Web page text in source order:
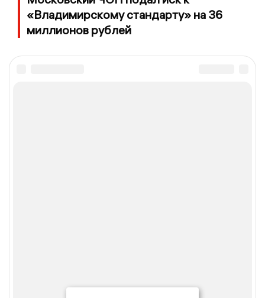
«Владимирскому стандарту» на 36
миллионов рублей